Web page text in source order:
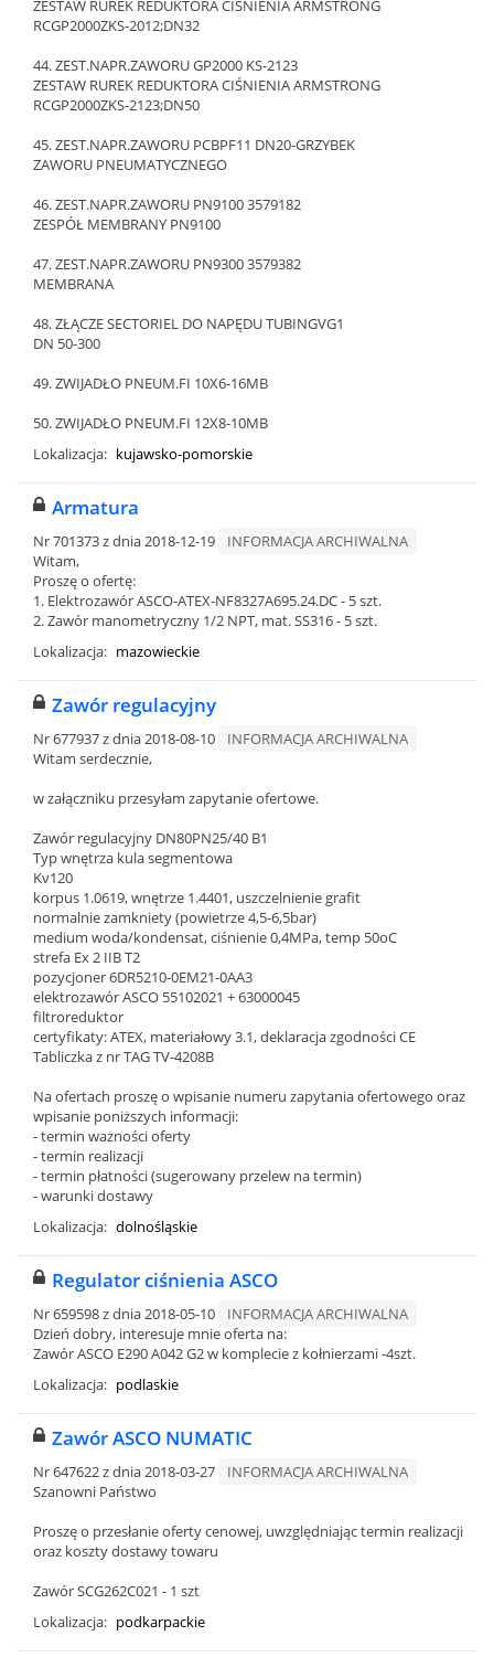
ZESTAW RUREK REDUKTORA CIŚNIENIA ARMSTRONG
RCGP2000ZKS-2012;DN32
44. ZEST.NAPR.ZAWORU GP2000 KS-2123
ZESTAW RUREK REDUKTORA CIŚNIENIA ARMSTRONG
RCGP2000ZKS-2123;DN50
45. ZEST.NAPR.ZAWORU PCBPF11 DN20-GRZYBEK
ZAWORU PNEUMATYCZNEGO
46. ZEST.NAPR.ZAWORU PN9100 3579182
ZESPÓŁ MEMBRANY PN9100
47. ZEST.NAPR.ZAWORU PN9300 3579382
MEMBRANA
48. ZŁĄCZE SECTORIEL DO NAPĘDU TUBINGVG1
DN 50-300
49. ZWIJADŁO PNEUM.FI 10X6-16MB
50. ZWIJADŁO PNEUM.FI 12X8-10MB
Lokalizacja: kujawsko-pomorskie
Armatura
Nr 701373 z dnia 2018-12-19
INFORMACJA ARCHIWALNA
Witam,
Proszę o ofertę:
1. Elektrozawór ASCO-ATEX-NF8327A695.24.DC - 5 szt.
2. Zawór manometryczny 1/2 NPT, mat. SS316 - 5 szt.
Lokalizacja: mazowieckie
Zawór regulacyjny
Nr 677937 z dnia 2018-08-10
INFORMACJA ARCHIWALNA
Witam serdecznie,
w załączniku przesyłam zapytanie ofertowe.
Zawór regulacyjny DN80PN25/40 B1
Typ wnętrza kula segmentowa
Kv120
korpus 1.0619, wnętrze 1.4401, uszczelnienie grafit
normalnie zamkniety (powietrze 4,5-6,5bar)
medium woda/kondensat, ciśnienie 0,4MPa, temp 50oC
strefa Ex 2 IIB T2
pozycjoner 6DR5210-0EM21-0AA3
elektrozawór ASCO 55102021 + 63000045
filtroreduktor
certyfikaty: ATEX, materiałowy 3.1, deklaracja zgodności CE
Tabliczka z nr TAG TV-4208B
Na ofertach proszę o wpisanie numeru zapytania ofertowego oraz
wpisanie poniższych informacji:
- termin ważności oferty
- termin realizacji
- termin płatności (sugerowany przelew na termin)
- warunki dostawy
Lokalizacja: dolnośląskie
Regulator ciśnienia ASCO
Nr 659598 z dnia 2018-05-10
INFORMACJA ARCHIWALNA
Dzień dobry, interesuje mnie oferta na:
Zawór ASCO E290 A042 G2 w komplecie z kołnierzami -4szt.
Lokalizacja: podlaskie
Zawór ASCO NUMATIC
Nr 647622 z dnia 2018-03-27
INFORMACJA ARCHIWALNA
Szanowni Państwo
Proszę o przesłanie oferty cenowej, uwzględniając termin realizacji
oraz koszty dostawy towaru
Zawór SCG262C021 - 1 szt
Lokalizacja: podkarpackie